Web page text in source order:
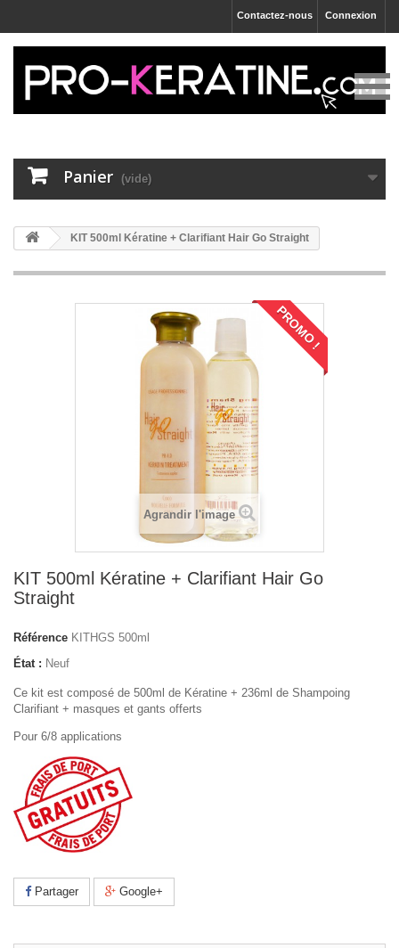
Connexion
Contactez-nous
Panier (vide)
KIT 500ml Kératine + Clarifiant Hair Go Straight
PROMO !
Agrandir l'image
KIT 500ml Kératine + Clarifiant Hair Go
Straight
Référence KITHGS 500ml
État : Neuf
Ce kit est composé de 500ml de Kératine + 236ml de Shampoing
Clarifiant + masques et gants offerts
Pour 6/8 applications
Partager Google+